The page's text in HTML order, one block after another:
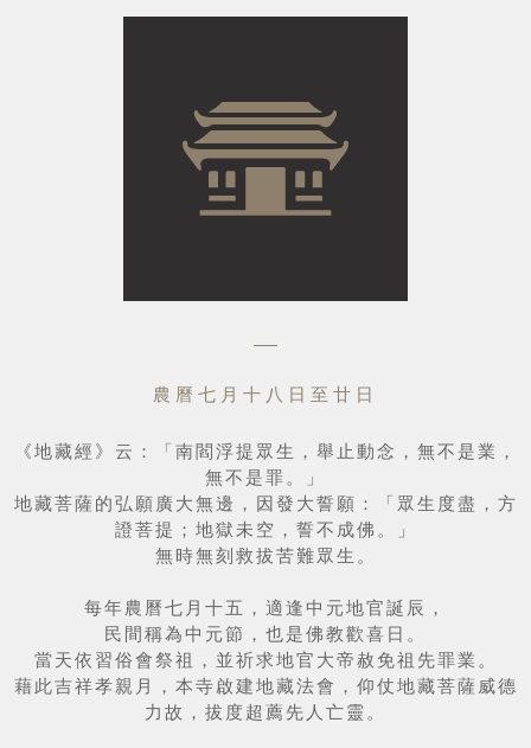
農曆七月十八日至廿日
《地藏經》云：「南閻浮提眾生，舉止動念，無不是業，
無不是罪。」
地藏菩薩的弘願廣大無邊，因發大誓願：「眾生度盡，方
證菩提；地獄未空，誓不成佛。」
無時無刻救拔苦難眾生。
每年農曆七月十五，適逢中元地官誕辰，
民間稱為中元節，也是佛教歡喜日。
當天依習俗會祭祖，並祈求地官大帝赦免祖先罪業。
藉此吉祥孝親月，本寺啟建地藏法會，仰仗地藏菩薩威德
力故，拔度超薦先人亡靈。